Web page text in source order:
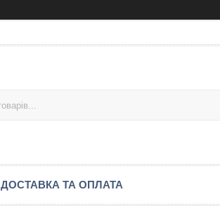
ДОСТАВКА ТА ОПЛАТА